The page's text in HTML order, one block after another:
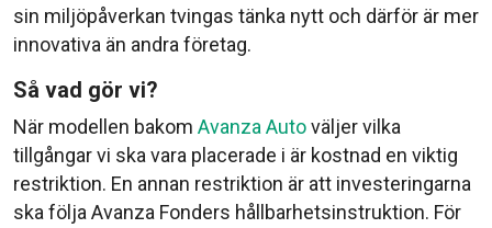
sin miljöpåverkan tvingas tänka nytt och därför är mer
innovativa än andra företag.
Så vad gör vi?
När modellen bakom Avanza Autoväljer vilka
tillgångar vi ska vara placerade i är kostnad en viktig
restriktion. En annan restriktion är att investeringarna
ska följa Avanza Fonders hållbarhetsinstruktion. För